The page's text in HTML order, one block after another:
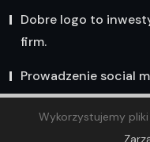
Dobre logo to
firm.
Prowadzenie social
Wykorzystujemy